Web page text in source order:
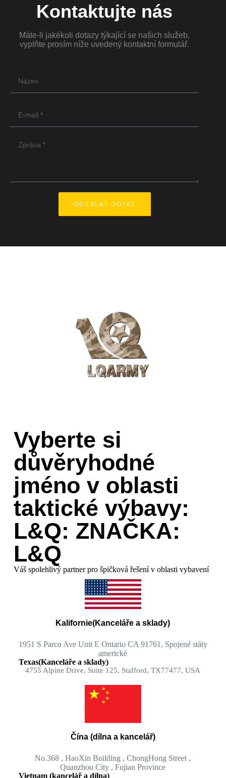
Kontaktujte nás
Máte-li jakékoli dotazy týkající se našich služeb,
vyplňte prosím níže uvedený kontaktní formulář.
ODESLAT DOTAZ
Vyberte si
důvěryhodné
jméno v oblasti
taktické výbavy:
L&Q: ZNAČKA:
L&Q
Váš spolehlivý partner pro špičková řešení v oblasti vybavení
Kalifornie(Kanceláře a sklady)
1951 S Parco Ave Unit E Ontario CA 91761, Spojené státy
americké
Texas(Kanceláře a sklady)
4755 Alpine Drive, Suite 125, Stafford, TX77477, USA
Čína (dílna a kancelář)
No.368 , HaoXin Building , ChongHong Street ,
Quanzhou City , Fujian Province
Vietnam (kancelář a dílna)